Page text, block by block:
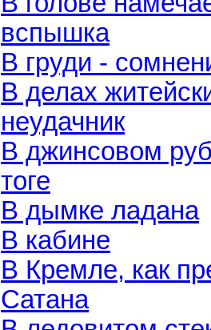
вспышка
В груди -
В делах
неудачник
В джинсовом
тоге
В дымке ладана
В кабине
В Кремле, как
Сатана